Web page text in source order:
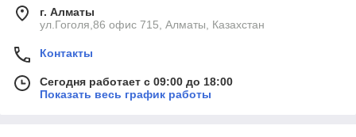
г. Алматы
ул.Гоголя,86 офис 715, Алматы, Казахстан
Контакты
Сегодня работает с 09:00 до 18:00
Показать весь график работы